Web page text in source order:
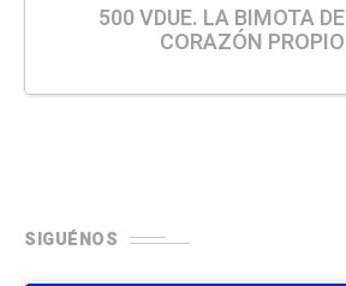
500 VDUE. LA BIMOTA DE
CORAZÓN PROPIO
SIGUÉNOS